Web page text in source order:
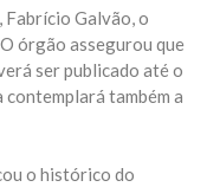
Galvão, o
órgão assegurou que
ser publicado até o
também a
o histórico do